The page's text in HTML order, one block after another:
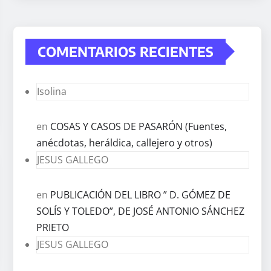
COMENTARIOS RECIENTES
Isolina
en COSAS Y CASOS DE PASARÓN (Fuentes,
anécdotas, heráldica, callejero y otros)
JESUS GALLEGO
en PUBLICACIÓN DEL LIBRO ” D. GÓMEZ DE
SOLÍS Y TOLEDO”, DE JOSÉ ANTONIO SÁNCHEZ
PRIETO
JESUS GALLEGO